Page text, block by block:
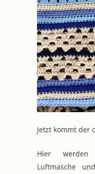
Jetzt kommt der
Hier
Luftmasche